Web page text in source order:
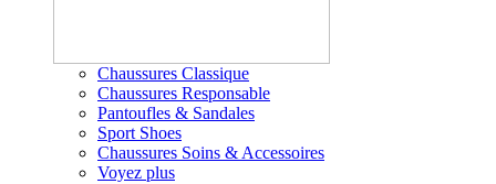
Chaussures Classique
Chaussures Responsable
Pantoufles & Sandales
Sport Shoes
Chaussures Soins & Accessoires
Voyez plus